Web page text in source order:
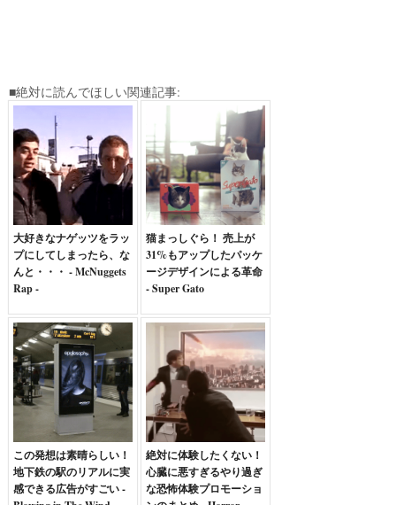
■絶対に読んでほしい関連記事:
大好きなナゲッツをラッ
プにしてしまったら、な
んと・・・ - McNuggets
Rap -
猫まっしぐら！ 売上が
31%もアップしたパッケ
ージデザインによる革命
- Super Gato
この発想は素晴らしい！
地下鉄の駅のリアルに実
感できる広告がすごい -
絶対に体験したくない！
心臓に悪すぎるやり過ぎ
な恐怖体験プロモーショ